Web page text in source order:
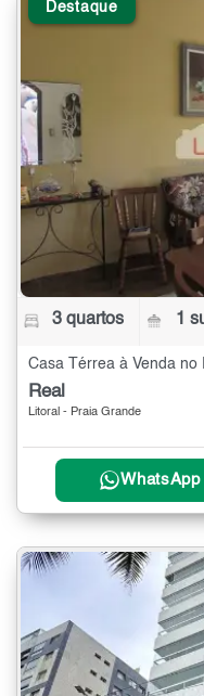
Destaque
3 quartos 1
Casa Térrea à Venda no
Real
Litoral - Praia Grande
WhatsApp